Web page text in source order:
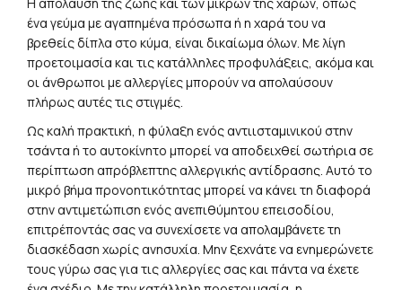
προετοιμασία και τις κατάλληλες προφυλάξεις, ακόμα και
οι άνθρωποι με αλλεργίες μπορούν να απολαύσουν
πλήρως αυτές τις στιγμές.
Ως καλή πρακτική, η φύλαξη ενός αντιισταμινικού στην
τσάντα ή το αυτοκίνητο μπορεί να αποδειχθεί σωτήρια σε
μικρό βήμα προνοητικότητας μπορεί να κάνει τη διαφορά
στην αντιμετώπιση ενός ανεπιθύμητου επεισοδίου,
επιτρέποντάς σας να συνεχίσετε να απολαμβάνετε τη
διασκέδαση χωρίς ανησυχία. Μην ξεχνάτε να ενημερώνετε
τους γύρω σας για τις αλλεργίες σας και πάντα να έχετε
ένα σχέδιο. Με την κατάλληλη προετοιμασία, η
διασκέδαση και η ασφάλεια μπορούν να πάνε χέρι-χέρι,
ακόμη και για τους ανθρώπους με αλλεργίες.